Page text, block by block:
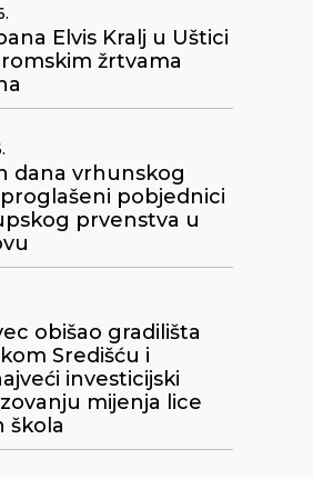
Elvis Kralj u Uštici
žrtvama
dana vrhunskog
pobjednici
prvenstva u
obišao gradilišta
Središću i
investicijski
mijenja lice
škola